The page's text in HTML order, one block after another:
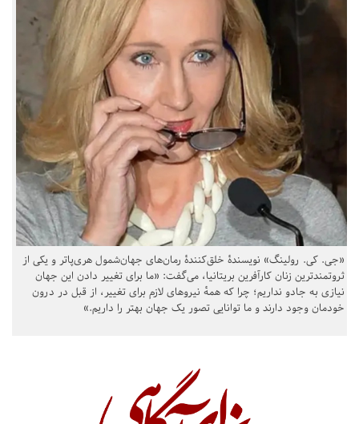
«جی. کی. رولینگ» نویسندهٔ خلق‌کنندهٔ رمان‌های جهان‌شمول هری‌پاتر و یکی از
ثروتمندترین زنان کارآفرین بریتانیا، می‌گفت: «ما برای تغییر دادن این جهان
نیازی به جادو نداریم؛ چرا که همهٔ نیروهای لازم برای تغییر، از قبل در درون
خودمان وجود دارند و ما توانایی تصور یک جهان بهتر را داریم.»